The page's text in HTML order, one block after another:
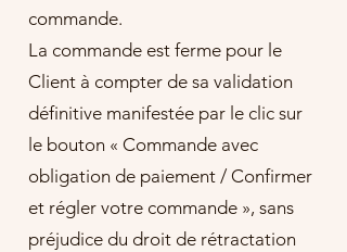
commande.
La commande est ferme pour le
Client à compter de sa validation
définitive manifestée par le clic sur
le bouton « Commande avec
obligation de paiement / Confirmer
et régler votre commande », sans
préjudice du droit de rétractation